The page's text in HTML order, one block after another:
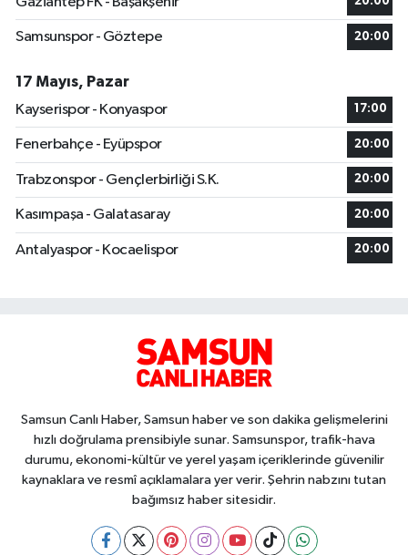
Samsunspor - Göztepe 20:00
17 Mayıs, Pazar
Kayserispor - Konyaspor
17:00
Fenerbahçe - Eyüpspor 20:00
Trabzonspor - Gençlerbirliği S.K. 20:00
Kasımpaşa - Galatasaray 20:00
Antalyaspor - Kocaelispor 20:00
Samsun Canlı Haber, Samsun haber ve son dakika gelişmelerini
hızlı doğrulama prensibiyle sunar. Samsunspor, trafik-hava
durumu, ekonomi-kültür ve yerel yaşam içeriklerinde güvenilir
kaynaklara ve resmî açıklamalara yer verir. Şehrin nabzını tutan
bağımsız haber sitesidir.